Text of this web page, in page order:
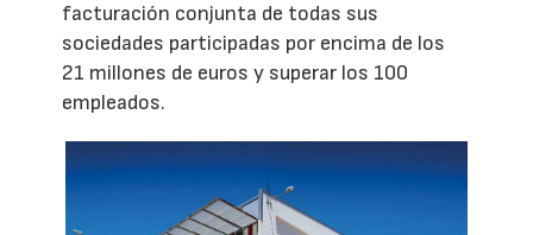
facturación conjunta de todas sus
sociedades participadas por encima de los
21 millones de euros y superar los 100
empleados.